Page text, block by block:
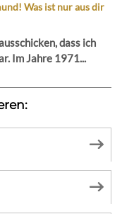
Was ist nur aus dir
dass ich
Im Jahre 1971...